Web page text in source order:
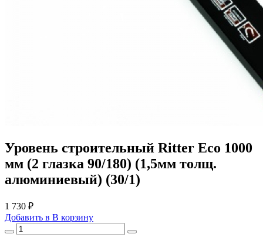
Уровень строительный Ritter Eco 1000
мм (2 глазка 90/180) (1,5мм толщ.
алюминиевый) (30/1)
1 730 ₽
Добавить в В корзину